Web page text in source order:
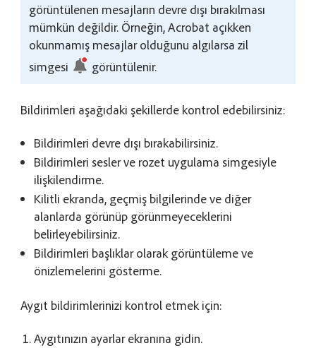
görüntülenen mesajların devre dışı bırakılması
mümkün değildir. Örneğin, Acrobat açıkken
okunmamış mesajlar olduğunu algılarsa zil
simgesi
görüntülenir.
Bildirimleri aşağıdaki şekillerde kontrol edebilirsiniz:
Bildirimleri devre dışı bırakabilirsiniz.
Bildirimleri sesler ve rozet uygulama simgesiyle
ilişkilendirme.
Kilitli ekranda, geçmiş bilgilerinde ve diğer
alanlarda görünüp görünmeyeceklerini
belirleyebilirsiniz.
Bildirimleri başlıklar olarak görüntüleme ve
önizlemelerini gösterme.
Aygıt bildirimlerinizi kontrol etmek için:
Aygıtınızın ayarlar ekranına gidin.